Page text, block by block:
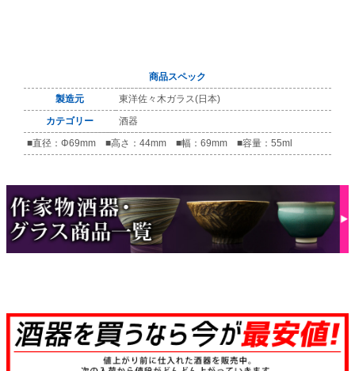
商品スペック
製造元
東洋佐々木ガラス(日本)
カテゴリー
酒器
■直径：Φ69mm ■高さ：44mm ■幅：69mm ■容量：55ml